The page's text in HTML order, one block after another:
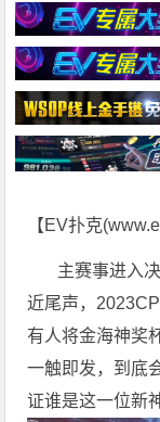
【EV扑克(
主赛事进入决
近尾声，
有人将金海神奖
一触即发，到底
证谁是这一位新